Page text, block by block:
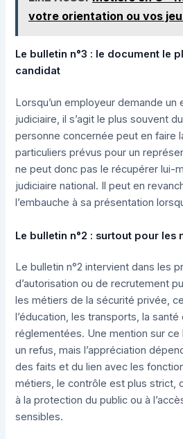
votre orientation ou vos
Le bulletin n°3 : le document le
candidat
Lorsqu’un employeur demande un
judiciaire, il s’agit le plus souvent du
personne concernée peut en faire
particuliers prévus pour un
ne peut donc pas le récupérer lui-
judiciaire national. Il peut en
l’embauche à sa présentation
Le bulletin n°2 : surtout pour les
Le bulletin n°2 intervient dans les
d’autorisation ou de recrutement
les métiers de la sécurité privée,
l’éducation, les transports, la
réglementées. Une mention sur
un refus, mais l’appréciation
des faits et du lien avec les
métiers, le contrôle est plus strict,
à la protection du public ou à
sensibles.